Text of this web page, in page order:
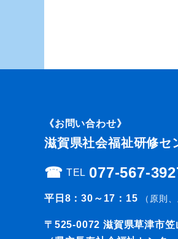
《お問い合わせ》
滋賀県社会福祉研修セ
☎︎ TEL 077-567-
平日8：30～17：15 （原則
〒525-0072 滋賀県草津市